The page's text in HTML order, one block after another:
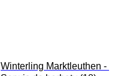
Winterling Marktleuthen -